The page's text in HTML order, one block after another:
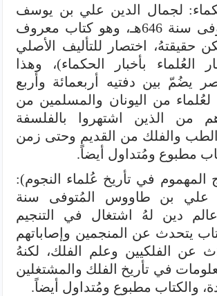
لجمال الدين علي بن يوسف
القفطي المتوفى سنة 646هـ، وهو كتاب معروف
حقيقتهُ، اختصار للتأليف الأصلي
العُلماء بأخبار الحكماء)، وهذا
يضُمّ بين دفتيه أربعمائة وأربع
من اليونان والمسلمين من
من الذين اشتهروا بالفلسفة
والفلك من القديم وحتى زمن
مطبوع ومُتداول أيضاً.
المهموم في تأريخ عُلماء النجوم):
علي بن طاووس المُتوفى سنة
عالم دين لهُ اشتغال في التنجيم
يتحدث عن المنجمين وإصاباتهم
عن الفلكيين وعلم الفلك، لكنهُ
في تأريخ الفلك والمشتغلين
والكتاب مطبوع ومُتداول أيضاً.